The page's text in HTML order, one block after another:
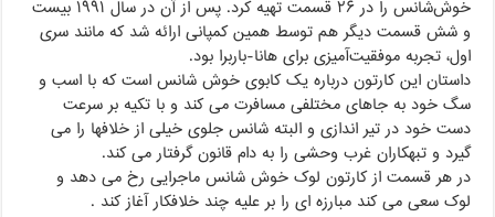
خوش‌شانس را در ۲۶ قسمت تهیه کرد. پس از آن در سال ۱۹۹۱ بیست
و شش قسمت دیگر هم توسط همین کمپانی ارائه شد که مانند سری
اول، تجربه موفقیت‌آمیزی برای هانا-باربرا بود.
داستان این کارتون درباره یک کابوی خوش شانس است که با اسب و
سگ خود به جاهای مختلفی مسافرت می کند و با تکیه بر سرعت
دست خود در تیر اندازی و البته شانس جلوی خیلی از خلافها را می
گیرد و تبهکاران غرب وحشی را به دام قانون گرفتار می کند.
در هر قسمت از کارتون لوک خوش شانس ماجرایی رخ می دهد و
لوک سعی می کند مبارزه ای را بر علیه چند خلافکار آغاز کند .